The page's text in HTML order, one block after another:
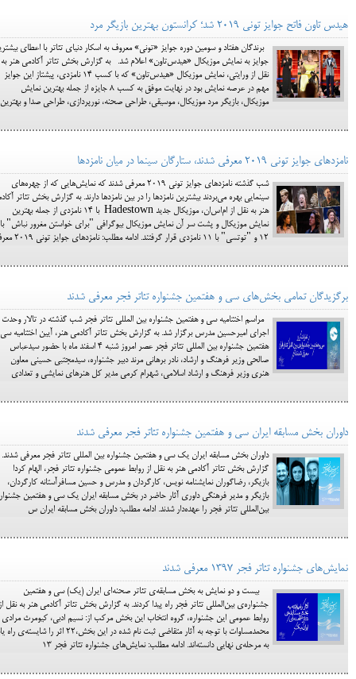
هیدس تاون فاتح جوایز تونی 2019 شد؛ کرانستون بهترین بازیگر مرد
برندگان هفتاد و سومین دوره جوایز «تونی» معروف به اسکار دنیای تئاتر با اعطای
جوایز به نمایش موزیکال «هیدس‌تاون» اعلام شد. به گزارش بخش تئاتر آکادمی هنر به
نقل از ورایتی، نمایش موزیکال «هیدس‌تاون» که با کسب ۱۴ نامزدی، پیشتاز این جوایز
مهم در عرصه نمایش بود در نهایت موفق به کسب ۸ جایزه از جمله بهترین نمایش
موزیکال، بازیگر مرد موزیکال، موسیقی، طراحی صحنه، نورپردازی، طراحی صدا و بهترین
نامزدهای جوایز تونی ۲۰۱۹ معرفی شدند، ستارگان سینما در میان نامزدها
شب گذشته نامزدهای جوایز تونی ۲۰۱۹ معرفی شدند که نمایش‌هایی که از چهره‌های
سینمایی بهره می‌بردند بیشترین نامزدها را در بین نامزدها دارند. به گزارش بخش تئاتر
هنر به نقل از ام‌اس‌ان، موزیکال جدید Hadestown با ۱۴ نامزدی از جمله بهترین
نمایش موزیکال و پشت سر آن نمایش موزیکال بیوگرافی "برای خواستن مغرور نباش" با
12 و "توتسی" با 11 نامزدی قرار گرفتند. ادامه مطلب: نامزدهای جوایز تونی ۲۰۱۹ معرف
برگزیدگان تمامی بخش‌های سی و هفتمین جشنواره تئاتر فجر معرفی شدند
مراسم اختتامیه سی و هفتمین جشنواره بین المللی تئاتر فجر شب گذشته در تالار وحدت
اجرای امیرحسین مدرس برگزار شد. به گزارش بخش تئاتر آکادمی هنر، آیین اختتامیه
هفتمین جشنواره بین المللی تئاتر فجر عصر امروز شنبه ۴ اسفند ماه با حضور سیدعباس
صالحی وزیر فرهنگ و ارشاد، نادر برهانی مرند دبیر جشنواره، سیدمجتبی حسینی معاون
هنری وزیر فرهنگ و ارشاد اسلامی، شهرام کرمی مدیر کل هنرهای نمایشی و تعدادی
داوران بخش مسابقه ایران سی و هفتمین جشنواره تئاتر فجر معرفی شدند
داوران بخش مسابقه ایران یک سی و هفتمین جشنواره بین المللی تئاتر فجر معرفی شدند.
گزارش بخش تئاتر آکادمی هنر به نقل از روابط عمومی جشنواره تئاتر فجر، الهام کردا
بازیگر، رضاگوران نمایشنامه نویس، کارگردان و مدرس و حسین مسافرآستانه کارگردان،
بازیگر و مدیر فرهنگی داوری آثار حاضر در بخش مسابقه ایران یک سی و هفتمین
بین‌المللی تئاتر فجر را عهده‌دار شدند. ادامه مطلب: داوران بخش مسابقه ایران س
نمایش‌های جشنواره تئاتر فجر 1397 معرفی شدند
بیست و دو نمایش به بخش مسابقه‌ی تئاتر صحنه‌ای ایران (یک) سی و هفتمین
جشنواره‌ی بین‌المللی تئاتر فجر راه پیدا کردند. به گزارش بخش تئاتر آکادمی هنر به نقل
روابط عمومی این جشنواره، گروه انتخاب این بخش مرکب از: نسیم ادبی، کیومرث مرادی
محمدمساوات با توجه به آثار متقاضی ثبت نام شده در این بخش،۲۲ اثر را
به مرحله‌ی نهایی دانسته‌اند. ادامه مطلب: نمایش‌های جشنواره تئاتر فجر 13